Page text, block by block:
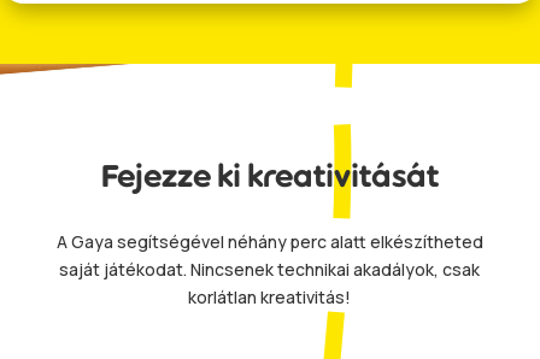
Fejezze ki kreativitását
A Gaya segítségével néhány perc alatt elkészítheted
saját játékodat. Nincsenek technikai akadályok, csak
korlátlan kreativitás!